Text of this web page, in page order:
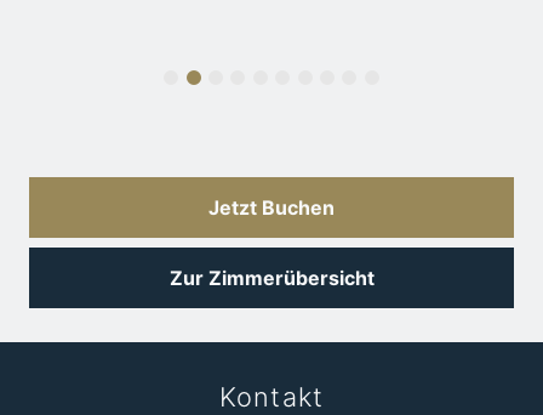
Jetzt Buchen
Zur Zimmerübersicht
Kontakt